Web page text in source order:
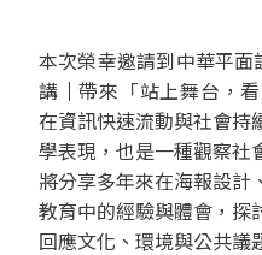
本次榮幸邀請到中華平面
講 ｜帶來「站上舞台，
在資訊快速流動與社會持
學表現，也是一種觀察社
將分享多年來在海報設計
教育中的經驗與體會，探
回應文化、環境與公共議